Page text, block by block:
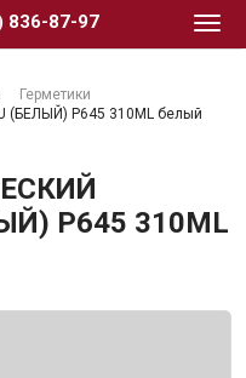
Герметики
(БЕЛЫЙ) P645 310ML белый
P645 310ML
836-87-97